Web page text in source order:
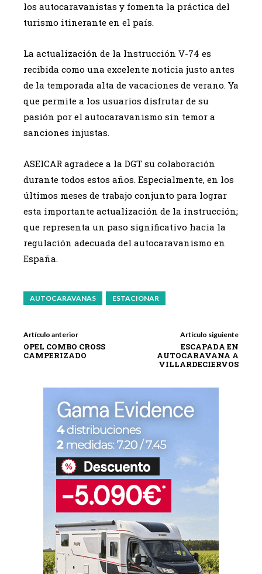
los autocaravanistas y fomenta la práctica del
turismo itinerante en el país.
La actualización de la Instrucción V-74 es
recibida como una excelente noticia justo antes
de la temporada alta de vacaciones de verano. Ya
que permite a los usuarios disfrutar de su
pasión por el autocaravanismo sin temor a
sanciones injustas.
ASEICAR agradece a la DGT su colaboración
durante todos estos años. Especialmente, en los
últimos meses de trabajo conjunto para lograr
esta importante actualización de la instrucción;
que representa un paso significativo hacia la
regulación adecuada del autocaravanismo en
España.
AUTOCARAVANAS ESTACIONAR
Artículo anterior
OPEL COMBO CROSS
CAMPERIZADO
Artículo siguiente
ESCAPADA EN
AUTOCARAVANA A
VILLARDECIERVOS